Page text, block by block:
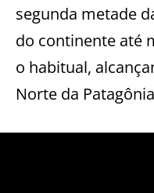
segunda metade
do continente até
o habitual,
Norte da